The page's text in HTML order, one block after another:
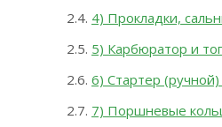
4) Прокладки,
5) Карбюратор и
6) Стартер
7) Поршневые